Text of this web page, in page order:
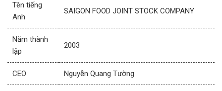
Tên tiếng
Anh
SAIGON FOOD JOINT STOCK COMPANY
Năm thành
lập
2003
CEO Nguyễn Quang Tường